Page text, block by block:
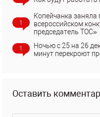
1
Копейчанка заняла
всероссийском
председатель ТОС»
1
Ночью с 25 на 26
минут перекроют
Оставить